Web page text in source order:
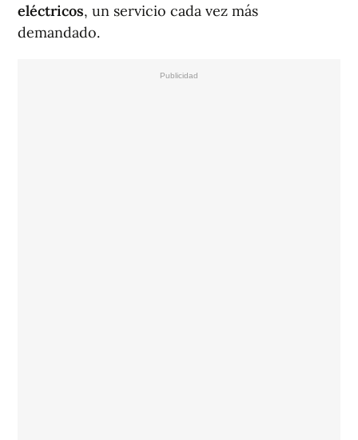
eléctricos, un servicio cada vez más
demandado.